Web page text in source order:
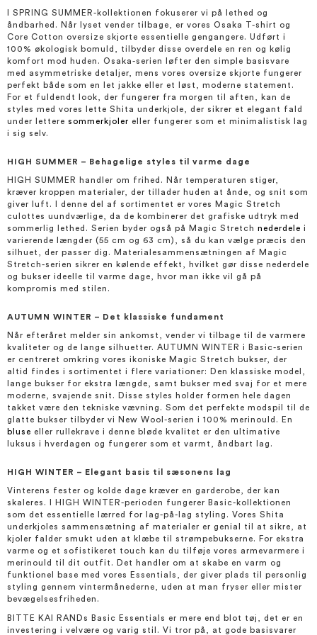
I SPRING SUMMER-kollektionen fokuserer vi på lethed og
åndbarhed. Når lyset vender tilbage, er vores Osaka T-shirt og
Core Cotton oversize skjorte essentielle gengangere. Udført i
100% økologisk bomuld, tilbyder disse overdele en ren og kølig
komfort mod huden. Osaka-serien løfter den simple basisvare
med asymmetriske detaljer, mens vores oversize skjorte fungerer
perfekt både som en let jakke eller et løst, moderne statement.
For et fuldendt look, der fungerer fra morgen til aften, kan de
styles med vores lette Shita underkjole, der sikrer et elegant fald
under lettere sommerkjoler eller fungerer som et minimalistisk lag
i sig selv.
HIGH SUMMER – Behagelige styles til varme dage
HIGH SUMMER handler om frihed. Når temperaturen stiger,
kræver kroppen materialer, der tillader huden at ånde, og snit som
giver luft. I denne del af sortimentet er vores Magic Stretch
culottes uundværlige, da de kombinerer det grafiske udtryk med
sommerlig lethed. Serien byder også på Magic Stretch nederdele i
varierende længder (55 cm og 63 cm), så du kan vælge præcis den
silhuet, der passer dig. Materialesammensætningen af Magic
Stretch-serien sikrer en kølende effekt, hvilket gør disse nederdele
og bukser ideelle til varme dage, hvor man ikke vil gå på
kompromis med stilen.
AUTUMN WINTER – Det klassiske fundament
Når efteråret melder sin ankomst, vender vi tilbage til de varmere
kvaliteter og de lange silhuetter. AUTUMN WINTER i Basic-serien
er centreret omkring vores ikoniske Magic Stretch bukser, der
altid findes i sortimentet i flere variationer: Den klassiske model,
lange bukser for ekstra længde, samt bukser med svaj for et mere
moderne, svajende snit. Disse styles holder formen hele dagen
takket være den tekniske vævning. Som det perfekte modspil til de
glatte bukser tilbyder vi New Wool-serien i 100% merinould. En
bluse eller rullekrave i denne bløde kvalitet er den ultimative
luksus i hverdagen og fungerer som et varmt, åndbart lag.
HIGH WINTER – Elegant basis til sæsonens lag
Vinterens fester og kolde dage kræver en garderobe, der kan
skaleres. I HIGH WINTER-perioden fungerer Basic-kollektionen
som det essentielle lærred for lag-på-lag styling. Vores Shita
underkjoles sammensætning af materialer er genial til at sikre, at
kjoler falder smukt uden at klæbe til strømpebukserne. For ekstra
varme og et sofistikeret touch kan du tilføje vores armevarmere i
merinould til dit outfit. Det handler om at skabe en varm og
funktionel base med vores Essentials, der giver plads til personlig
styling gennem vintermånederne, uden at man fryser eller mister
bevægelsesfriheden.
BITTE KAI RANDs Basic Essentials er mere end blot tøj, det er en
investering i velvære og varig stil. Vi tror på, at gode basisvarer